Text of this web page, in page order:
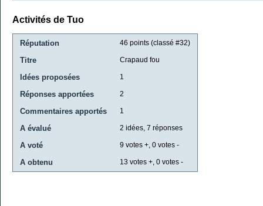
Activités de Tuo
Réputation 46 points (classé #32)
Titre Crapaud fou
Idées proposées 1
Réponses apportées 2
Commentaires apportés 1
A évalué 2 idées, 7 réponses
A voté 9 votes +, 0 votes -
A obtenu 13 votes +, 0 votes -